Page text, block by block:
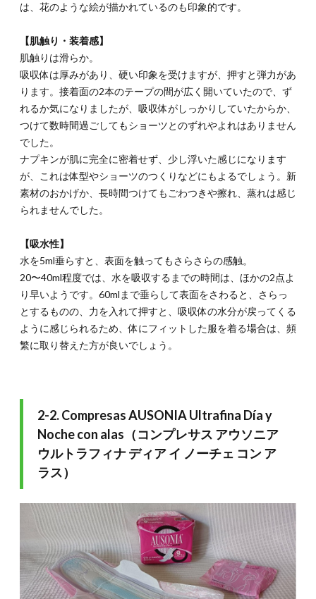
は、花のような絵が描かれているのも印象的です。
【肌触り・装着感】
肌触りは滑らか。
吸収体は厚みがあり、硬い印象を受けますが、押すと弾力があ
ります。接着面の2本のテープの間が広く開いていたので、ず
れるか気になりましたが、吸収体がしっかりしていたからか、
つけて数時間過ごしてもショーツとのずれやよれはありません
でした。
ナプキンが肌に完全に密着せず、少し浮いた感じになります
が、これは体型やショーツのつくりなどにもよるでしょう。新
素材のおかげか、長時間つけてもごわつきや擦れ、蒸れは感じ
られませんでした。
【吸水性】
水を5ml垂らすと、表面を触ってもさらさらの感触。
20〜40ml程度では、水を吸収するまでの時間は、ほかの2点よ
り早いようです。60mlまで垂らして表面をさわると、さらっ
とするものの、力を入れて押すと、吸収体の水分が戻ってくる
ように感じられるため、体にフィットした服を着る場合は、頻
繁に取り替えた方が良いでしょう。
2-2. Compresas AUSONIA Ultrafina Día y
Noche con alas（コンプレサス アウソニア
ウルトラフィナ ディア イ ノーチェ コン ア
ラス）